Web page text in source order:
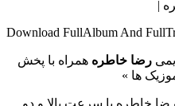
|
Download FullAlbum And
رضا خاطره همراه با پخش
موزیک ها »
رضا خاطره با سرعت بالا و دو